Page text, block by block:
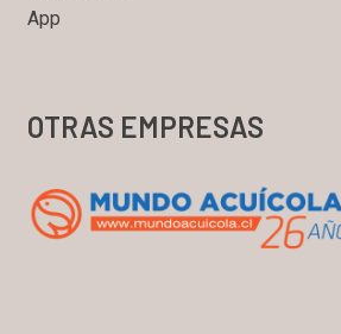
App
OTRAS EMPRESAS